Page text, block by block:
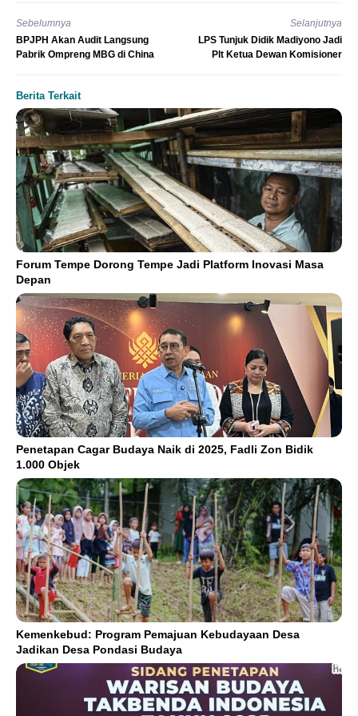
Sebelumnya
BPJPH Akan Audit Langsung
Pabrik Ompreng MBG di China
Selanjutnya
LPS Tunjuk Didik Madiyono Jadi
Plt Ketua Dewan Komisioner
Berita Terkait
Forum Tempe Dorong Tempe Jadi Platform Inovasi Masa
Depan
Penetapan Cagar Budaya Naik di 2025, Fadli Zon Bidik
1.000 Objek
Kemenkebud: Program Pemajuan Kebudayaan Desa
Jadikan Desa Pondasi Budaya